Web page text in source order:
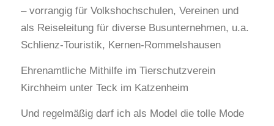
– vorrangig für Volkshochschulen, Vereinen und
als Reiseleitung für diverse Busunternehmen, u.a.
Schlienz-Touristik, Kernen-Rommelshausen
Ehrenamtliche Mithilfe im Tierschutzverein
Kirchheim unter Teck im Katzenheim
Und regelmäßig darf ich als Model die tolle Mode